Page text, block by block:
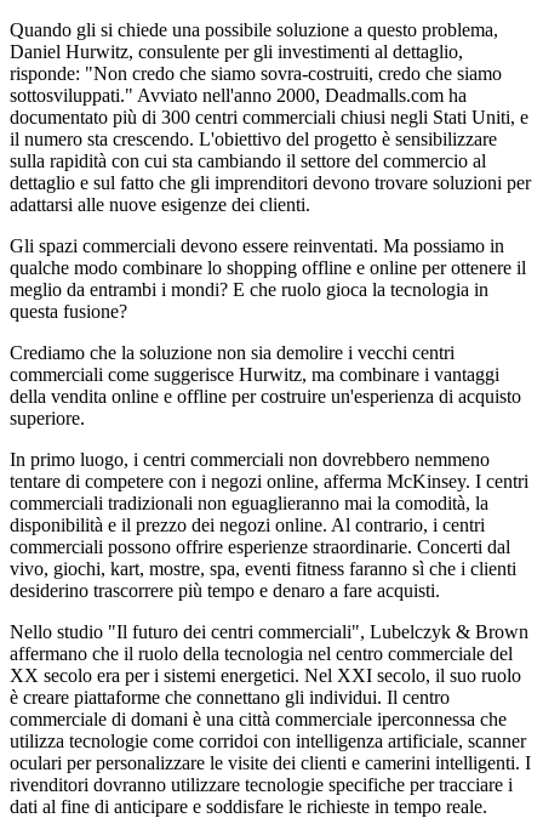
Quando gli si chiede una possibile soluzione a questo problema,
Daniel Hurwitz, consulente per gli investimenti al dettaglio,
risponde: "Non credo che siamo sovra-costruiti, credo che siamo
sottosviluppati." Avviato nell'anno 2000, Deadmalls.com ha
documentato più di 300 centri commerciali chiusi negli Stati Uniti, e
il numero sta crescendo. L'obiettivo del progetto è sensibilizzare
sulla rapidità con cui sta cambiando il settore del commercio al
dettaglio e sul fatto che gli imprenditori devono trovare soluzioni per
adattarsi alle nuove esigenze dei clienti.
Gli spazi commerciali devono essere reinventati. Ma possiamo in
qualche modo combinare lo shopping offline e online per ottenere il
meglio da entrambi i mondi? E che ruolo gioca la tecnologia in
questa fusione?
Crediamo che la soluzione non sia demolire i vecchi centri
commerciali come suggerisce Hurwitz, ma combinare i vantaggi
della vendita online e offline per costruire un'esperienza di acquisto
superiore.
In primo luogo, i centri commerciali non dovrebbero nemmeno
tentare di competere con i negozi online, afferma McKinsey. I centri
commerciali tradizionali non eguaglieranno mai la comodità, la
disponibilità e il prezzo dei negozi online. Al contrario, i centri
commerciali possono offrire esperienze straordinarie. Concerti dal
vivo, giochi, kart, mostre, spa, eventi fitness faranno sì che i clienti
desiderino trascorrere più tempo e denaro a fare acquisti.
Nello studio "Il futuro dei centri commerciali", Lubelczyk & Brown
affermano che il ruolo della tecnologia nel centro commerciale del
XX secolo era per i sistemi energetici. Nel XXI secolo, il suo ruolo
è creare piattaforme che connettano gli individui. Il centro
commerciale di domani è una città commerciale iperconnessa che
utilizza tecnologie come corridoi con intelligenza artificiale, scanner
oculari per personalizzare le visite dei clienti e camerini intelligenti. I
rivenditori dovranno utilizzare tecnologie specifiche per tracciare i
dati al fine di anticipare e soddisfare le richieste in tempo reale.